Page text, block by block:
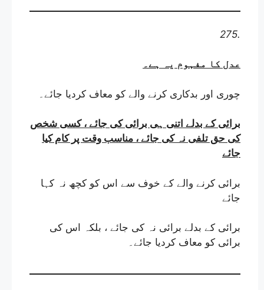
275.
عدل کا مفہوم یہ ہے۔
چوری اور بدکاری کرنے والے کو معاف کردیا جائے
برائی کے بدلے اتنی ہی برائی کی جائے ، کسی شخص
کی حق تلفی نہ کی جائے ، مناسب وقت پر کام کیا
جائے
برائی کرنے والے کے خوف سے اس کو کچھ نہ کہا
جائے
برائی کے بدلے برائی نہ کی جائے ، بلکہ اس کی
برائی کو معاف کردیا جائے۔